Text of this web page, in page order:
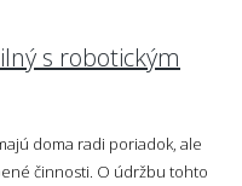
s robotickým
doma radi poriadok, ale
činnosti. O údržbu tohto